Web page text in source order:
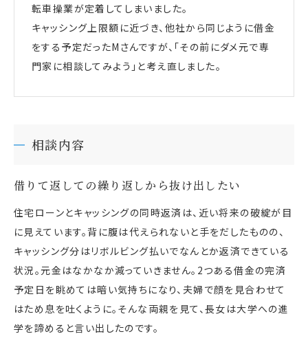
転車操業が定着してしまいました。
キャッシング上限額に近づき、他社から同じように借金
をする予定だったMさんですが、「その前にダメ元で専
門家に相談してみよう」と考え直しました。
相談内容
借りて返しての繰り返しから抜け出したい
住宅ローンとキャッシングの同時返済は、近い将来の破綻が目
に見えています。背に腹は代えられないと手をだしたものの、
キャッシング分はリボルビング払いでなんとか返済できている
状況。元金はなかなか減っていきません。2つある借金の完済
予定日を眺めては暗い気持ちになり、夫婦で顔を見合わせて
はため息を吐くように。そんな両親を見て、長女は大学への進
学を諦めると言い出したのです。